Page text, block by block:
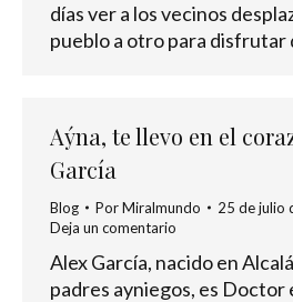
días ver a los vecinos
pueblo a otro para disfrutar
Aýna, te llevo en el
García
Blog PorMiralmundo
25 de julio
Deja un comentario
Alex García, nacido en
padres ayniegos, es Doctor